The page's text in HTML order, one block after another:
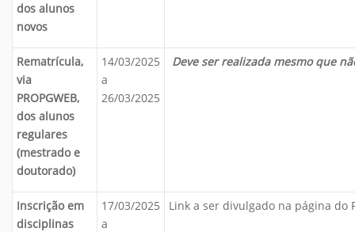
dos alunos
novos
Rematrícula,
via
PROPGWEB,
dos alunos
regulares
(mestrado e
doutorado)
14/03/2025
a
26/03/2025
Deve ser realizada mesmo que
Inscrição em
disciplinas
17/03/2025
a
Link a ser divulgado na página do